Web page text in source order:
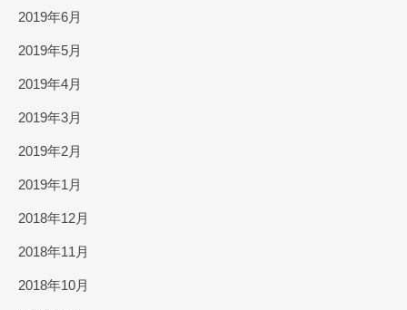
2019年6月
2019年5月
2019年4月
2019年3月
2019年2月
2019年1月
2018年12月
2018年11月
2018年10月